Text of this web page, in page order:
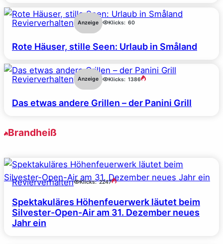
Revierverhalten Anzeige Klicks: 60
Rote Häuser, stille Seen: Urlaub in Småland
Revierverhalten Anzeige Klicks: 1386
Das etwas andere Grillen – der Panini Grill
Brandheiß
Revierverhalten Klicks: 2247
Spektakuläres Höhenfeuerwerk läutet beim
Silvester-Open-Air am 31. Dezember neues
Jahr ein